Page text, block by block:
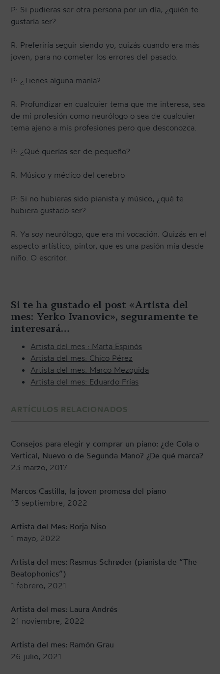
P: Si pudieras ser otra persona por un día, ¿quién te
gustaría ser?
R: Preferiría seguir siendo yo, quizás cuando era más
joven, para no cometer los errores del pasado.
P: ¿Tienes alguna manía?
R: Profundizar en cualquier tema que me interesa, sea
de mi profesión como neurólogo o sea de cualquier
tema ajeno a mis profesiones pero que desconozca.
P: ¿Qué querías ser de pequeño?
R: Músico y médico del cerebro
P: Si no hubieras sido pianista y músico, ¿qué te
hubiera gustado ser?
R: Ya soy neurólogo, que era mi vocación. Quizás en el
aspecto artístico, pintor, que es una pasión mía desde
niño. O escritor.
Si te ha gustado el post «Artista del
mes: Yerko Ivanovic», seguramente te
interesará…
Artista del mes : Marta Espinós
Artista del mes: Chico Pérez
Artista del mes: Marco Mezquida
Artista del mes: Eduardo Frías
ARTÍCULOS RELACIONADOS
Consejos para elegir y comprar un piano: ¿de Cola o
Vertical, Nuevo o de Segunda Mano? ¿De qué marca?
23 marzo, 2017
Marcos Castilla, la joven promesa del piano
13 septiembre, 2022
Artista del Mes: Borja Niso
1 mayo, 2022
Artista del mes: Rasmus Schrøder (pianista de “The
Beatophonics”)
1 febrero, 2021
Artista del mes: Laura Andrés
21 noviembre, 2022
Artista del mes: Ramón Grau
26 julio, 2021